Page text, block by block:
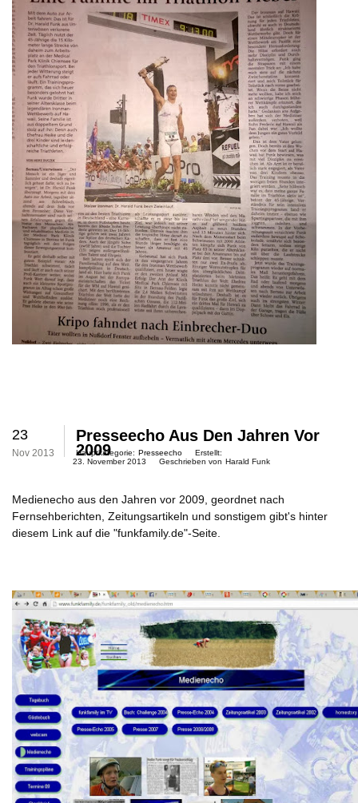
23
Nov 2013
Presseecho Aus Den Jahren Vor
2009
Hauptkategorie: Presseecho
Erstellt:
23. November 2013
Geschrieben von Harald Funk
Medienecho aus den Jahren vor 2009, geordnet nach
Fernsehberichten, Zeitungsartikeln und sonstigem gibt's hinter
diesem Link auf die "funkfamily.de"-Seite.